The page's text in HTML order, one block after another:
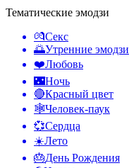
Тематические эмодзи
💏Секс
🌅Утренние эмодзи
❤️Любовь
🌃Ночь
🔴Красный цвет
🕸️Человек-паук
💞Сердца
☀️Лето
🎂День Рождения